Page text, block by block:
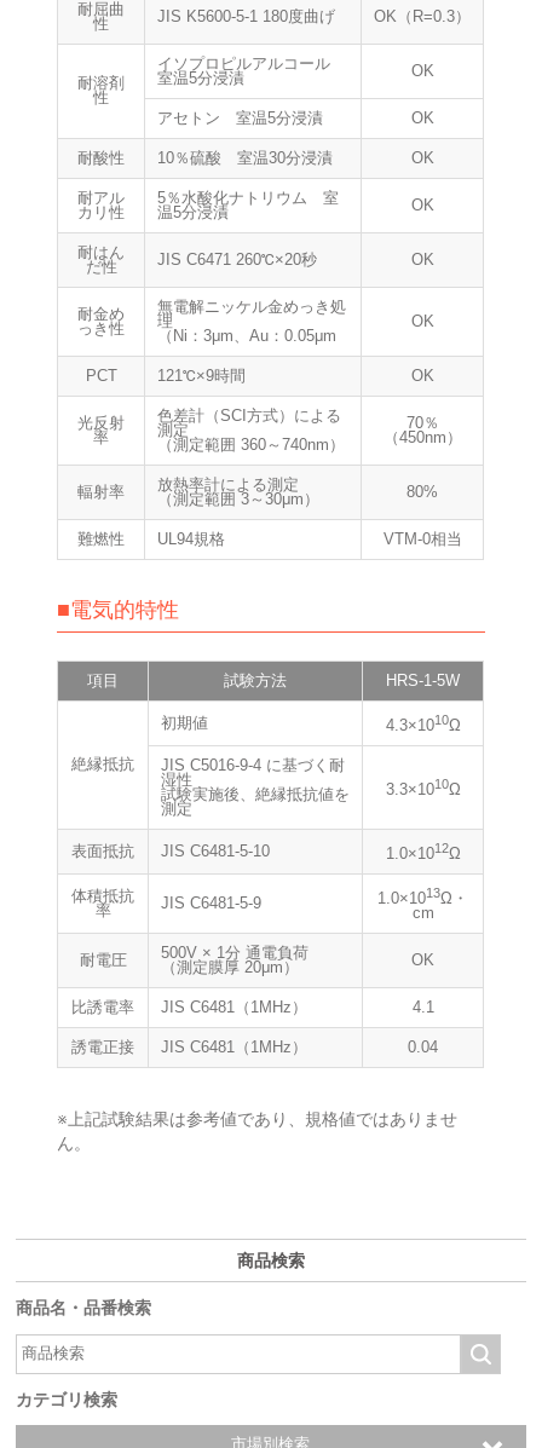
耐屈曲
性
JIS K5600-5-1 180度曲げ OK（R=0.3）
耐溶剤
性
イソプロピルアルコール
室温5分浸漬
OK
アセトン 室温5分浸漬 OK
耐酸性 10％硫酸 室温30分浸漬 OK
耐アル
カリ性
5％水酸化ナトリウム 室
温5分浸漬
OK
耐はん
だ性
JIS C6471 260℃×20秒 OK
耐金め
っき性
無電解ニッケル金めっき処
理
（Ni：3μm、Au：0.05μm
OK
PCT 121℃×9時間 OK
光反射
率
色差計（SCI方式）による
測定
（測定範囲 360～740nm）
70％
（450nm）
輻射率
放熱率計による測定
（測定範囲 3～30μm）
80%
難燃性 UL94規格 VTM-0相当
■電気的特性
項目 試験方法 HRS-1-5W
絶縁抵抗
初期値 4.3×1010Ω
JIS C5016-9-4 に基づく耐
湿性
試験実施後、絶縁抵抗値を
測定
3.3×1010Ω
表面抵抗 JIS C6481-5-10 1.0×1012Ω
体積抵抗
率
JIS C6481-5-9 1.0×1013Ω・
cm
耐電圧
500V × 1分 通電負荷
（測定膜厚 20μm）
OK
比誘電率 JIS C6481（1MHz） 4.1
誘電正接 JIS C6481（1MHz） 0.04
※上記試験結果は参考値であり、規格値ではありませ
ん。
商品検索
商品名・品番検索
カテゴリ検索